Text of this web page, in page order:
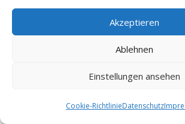
Akzeptieren
Ablehnen
Einstellungen ansehen
Cookie-RichtlinieDatenschutz
Töging am Inn
Mehring Kreis Altötting
Malgersdorf